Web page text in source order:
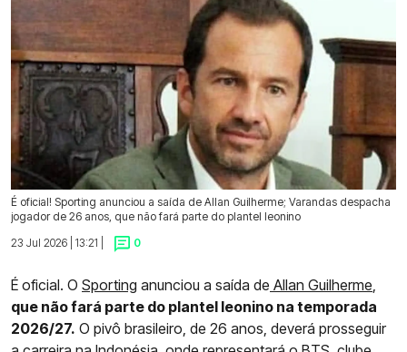
É oficial! Sporting anunciou a saída de Allan Guilherme; Varandas despacha
jogador de 26 anos, que não fará parte do plantel leonino
23 Jul 2026 | 13:21 |
0
É oficial. O Sporting anunciou a saída de Allan Guilherme
que não fará parte do plantel leonino na temporada
2026/27. O pivô brasileiro, de 26 anos, deverá prosseguir